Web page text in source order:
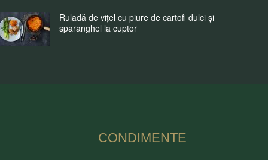
Ruladă de vițel cu piure de cartofi dulci și
sparanghel la cuptor
CONDIMENTE